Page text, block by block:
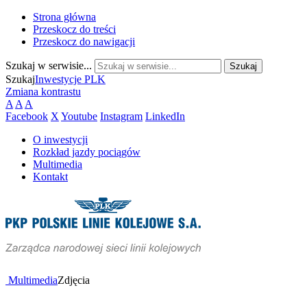
Strona główna
Przeskocz do treści
Przeskocz do nawigacji
Szukaj w serwisie...
SzukajInwestycje PLK
Zmiana kontrastu
A A A
Facebook X Youtube Instagram LinkedIn
O inwestycji
Rozkład jazdy pociągów
Multimedia
Kontakt
MultimediaZdjęcia